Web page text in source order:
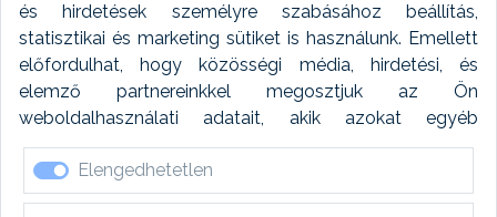
és hirdetések személyre szabásához beállítás,
statisztikai és marketing sütiket is használunk. Emellett
előfordulhat, hogy közösségi média, hirdetési, és
elemző partnereinkkel megosztjuk az Ön
weboldalhasználati adatait, akik azokat egyéb
forrásokból gyűjtött adatokkal kombinálhatják. A sütik
elfogadásával kapcsolatosan naplózást végzünk és
ezen adatokat 6 hónap után automatikusan töröljük. A
Elengedhetetlen
Autómosó modul
Feladatütemezés